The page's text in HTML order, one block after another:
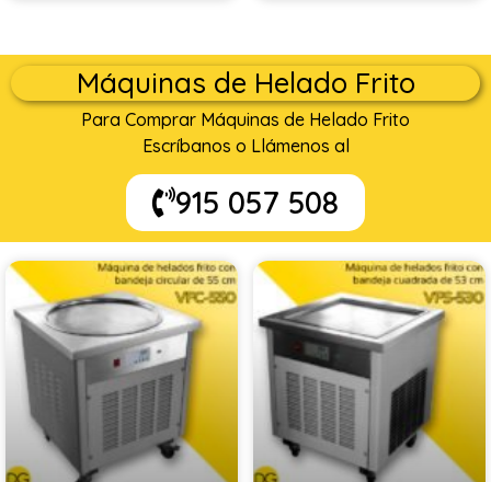
Máquinas de Helado Frito
Para Comprar Máquinas de Helado Frito
Escríbanos o Llámenos al
915 057 508